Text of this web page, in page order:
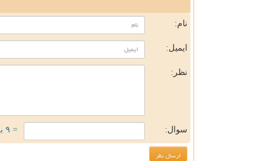
نام:
ایمیل:
نظر:
سوال: = ۹ بعلاوه ۵